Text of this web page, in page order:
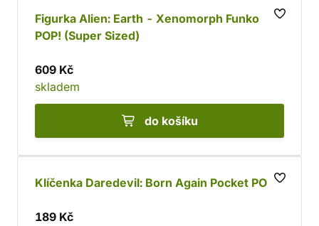
Figurka Alien: Earth - Xenomorph Funko
POP! (Super Sized)
609 Kč
skladem
do košíku
Klíčenka Daredevil: Born Again Pocket POP!
189 Kč